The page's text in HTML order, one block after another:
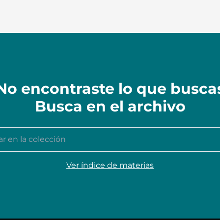
encontraste lo que
Busca en el archivo
la colección
Ver índice de materias